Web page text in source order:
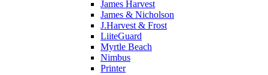
James Harvest
James & Nicholson
J.Harvest & Frost
LiiteGuard
Myrtle Beach
Nimbus
Printer